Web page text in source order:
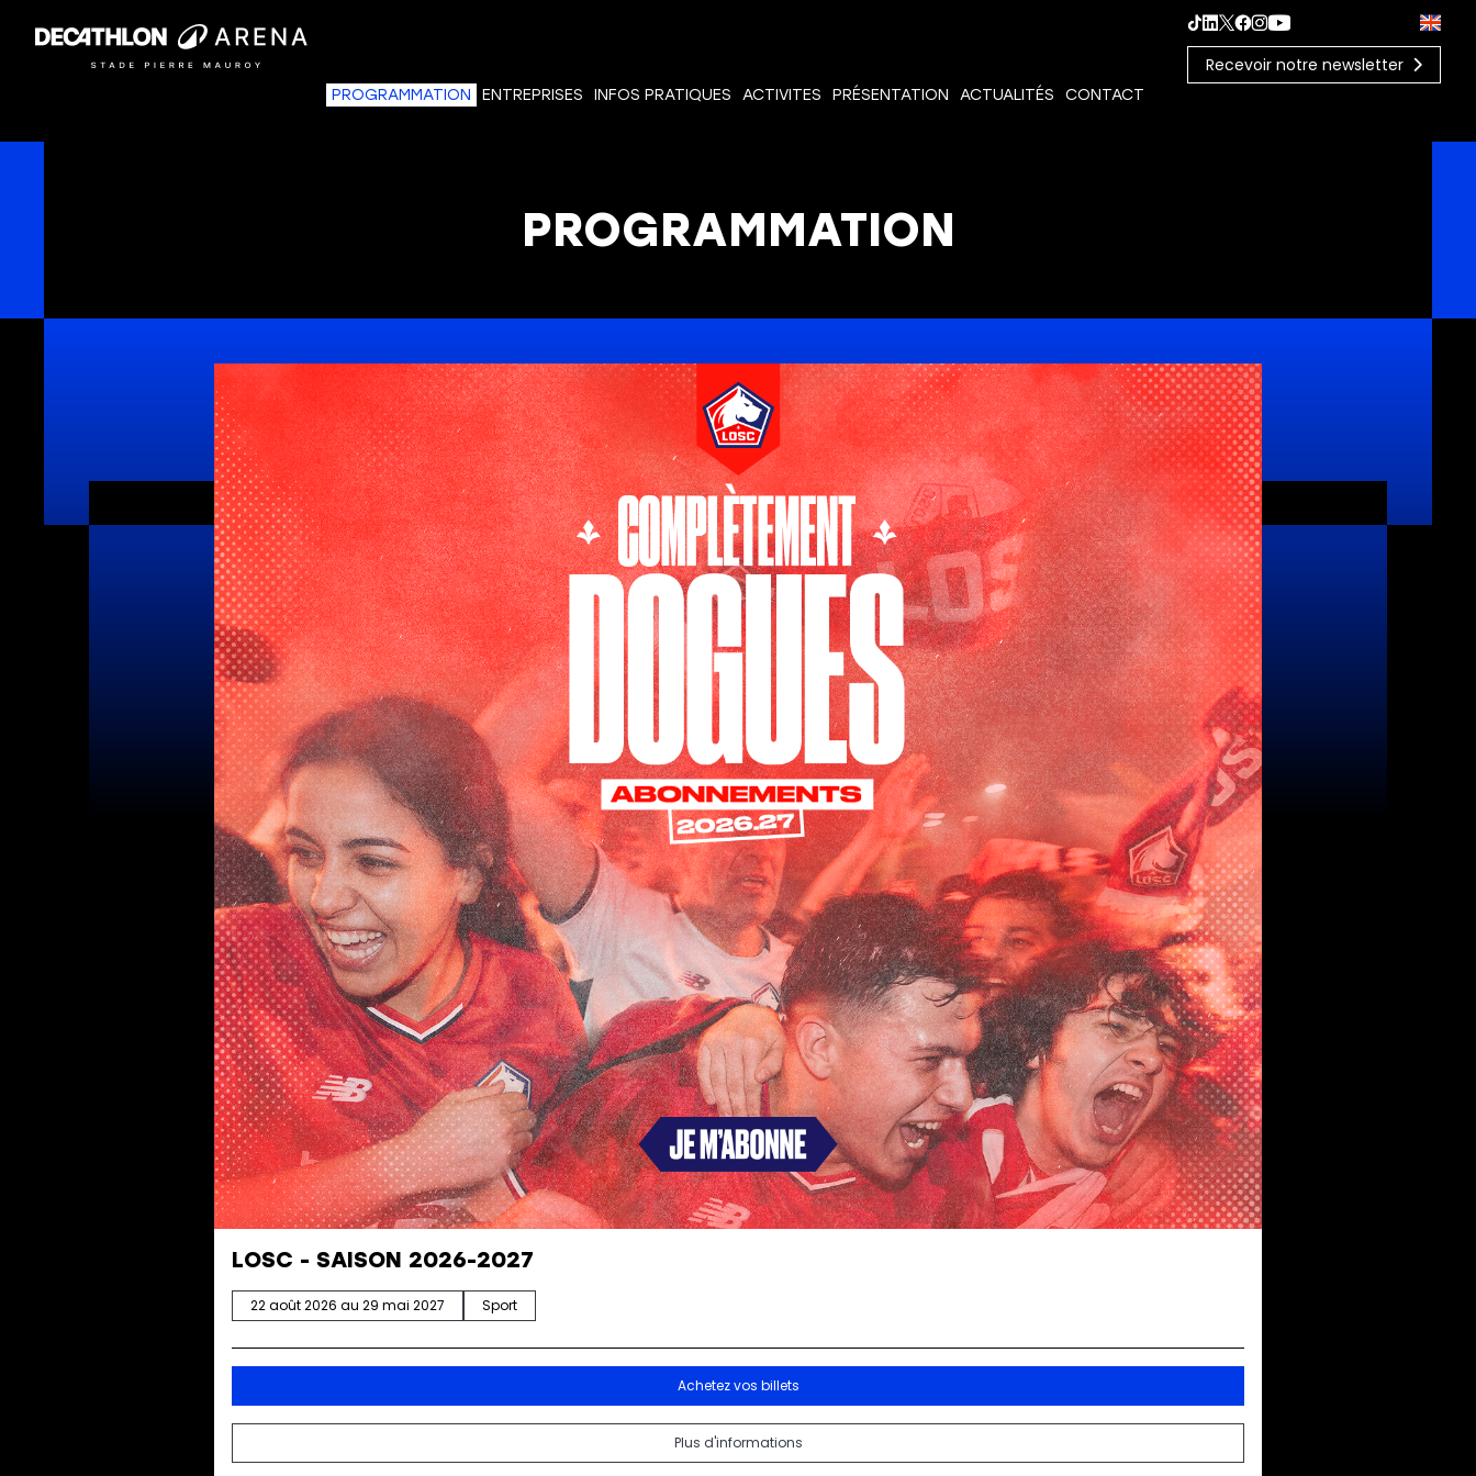
PROGRAMMATION ENTREPRISES INFOS PRATIQUES ACTIVITES PRÉSENTATION ACTUALITÉS CONTACT
Recevoir notre newsletter
PROGRAMMATION
LOSC - SAISON 2026-2027
22 août 2026 au 29 mai 2027 Sport
Achetez vos billets
Plus d'informations